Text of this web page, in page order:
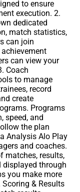
to ensure
execution. 2.
dedicated
match statistics,
can join
can view your
Coach
to manage
record
create
Programs
speed, and
the plan
Analysis Alo Play
and coaches.
matches, results,
displayed through
you make more
& Results